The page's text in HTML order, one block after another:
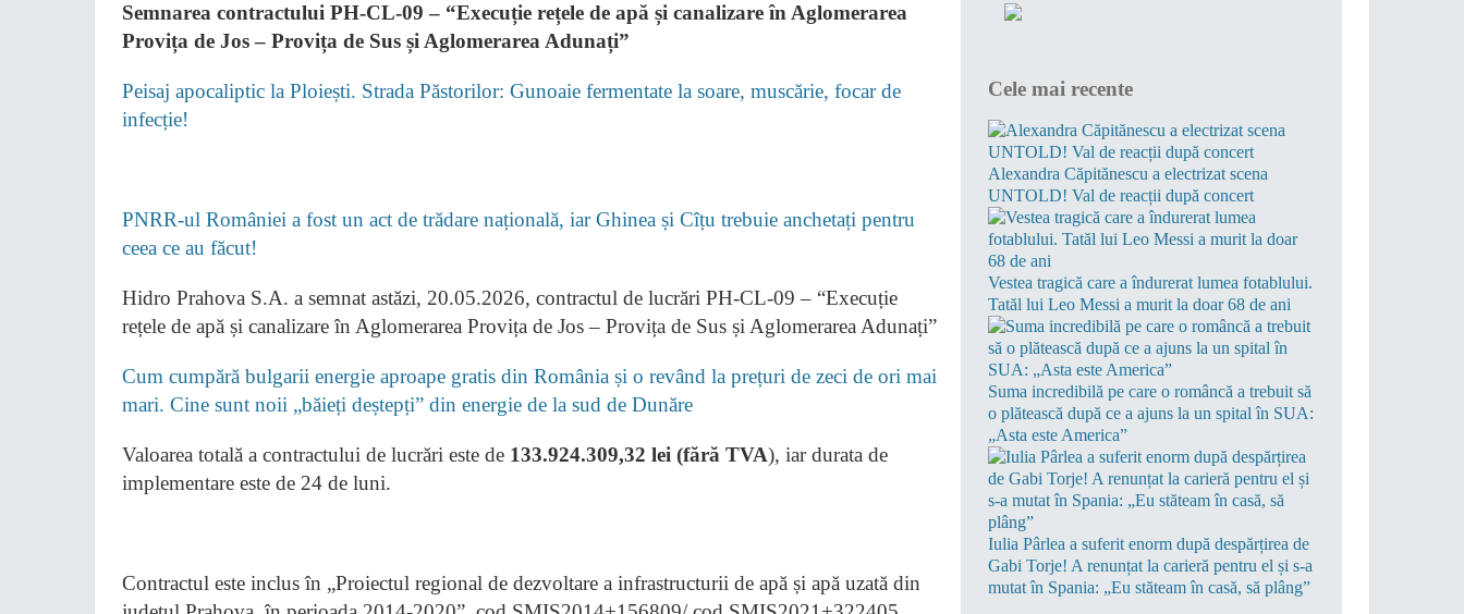
Semnarea contractului PH-CL-09 – “Execuție rețele de apă și canalizare în Aglomerarea
Provița de Jos – Provița de Sus și Aglomerarea Adunați”
Peisaj apocaliptic la Ploiești. Strada Păstorilor: Gunoaie fermentate la soare, muscărie, focar de
infecție!
PNRR-ul României a fost un act de trădare națională, iar Ghinea și Cîțu trebuie anchetați pentru
ceea ce au făcut!
Hidro Prahova S.A. a semnat astăzi, 20.05.2026, contractul de lucrări PH-CL-09 – “Execuție
rețele de apă și canalizare în Aglomerarea Provița de Jos – Provița de Sus și Aglomerarea Adunați”
Cum cumpără bulgarii energie aproape gratis din România și o revând la prețuri de zeci de ori mai
mari. Cine sunt noii „băieți deștepți” din energie de la sud de Dunăre
Valoarea totală a contractului de lucrări este de 133.924.309,32 lei (fără TVA), iar durata de
implementare este de 24 de luni.
Contractul este inclus în „Proiectul regional de dezvoltare a infrastructurii de apă și apă uzată din
Cele mai recente
Alexandra Căpitănescu a electrizat scena
UNTOLD! Val de reacții după concert
Vestea tragică care a îndurerat lumea fotablului.
Tatăl lui Leo Messi a murit la doar 68 de ani
Suma incredibilă pe care o româncă a trebuit să
o plătească după ce a ajuns la un spital în SUA:
„Asta este America”
Iulia Pârlea a suferit enorm după despărțirea de
Gabi Torje! A renunțat la carieră pentru el și s-a
mutat în Spania: „Eu stăteam în casă, să plâng”